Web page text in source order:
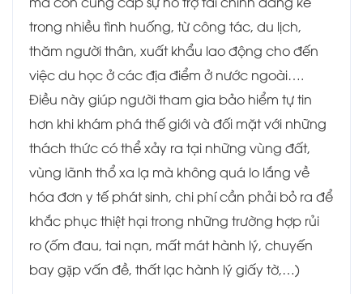
trong nhiều tình huống, từ công tác, du lịch,
thăm người thân, xuất khẩu lao động cho đến
việc du học ở các địa điểm ở nước ngoài….
Điều này giúp người tham gia bảo hiểm tự tin
hơn khi khám phá thế giới và đối mặt với những
thách thức có thể xảy ra tại những vùng đất,
vùng lãnh thổ xa lạ mà không quá lo lắng về
hóa đơn y tế phát sinh, chi phí cần phải bỏ ra để
khắc phục thiệt hại trong những trường hợp rủi
ro (ốm đau, tai nạn, mất mát hành lý, chuyến
bay gặp vấn đề, thất lạc hành lý giấy tờ,…)